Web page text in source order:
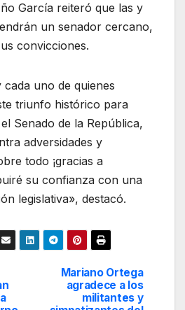
García reiteró que las y
un senador cercano,
convicciones.
cada uno de quienes
triunfo histórico para
Senado de la República,
adversidades y
todo ¡gracias a
su confianza con una
legislativa», destacó.
Mariano Ortega
agradece a los
militantes y